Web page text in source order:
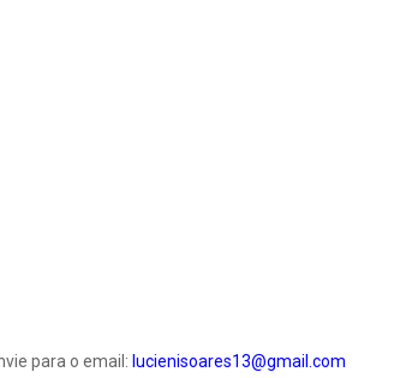
para o email: lucienisoares13@gmail.com